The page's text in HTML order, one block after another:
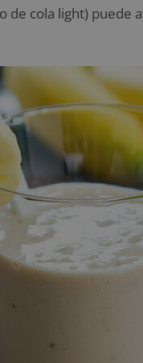
cola light) puede